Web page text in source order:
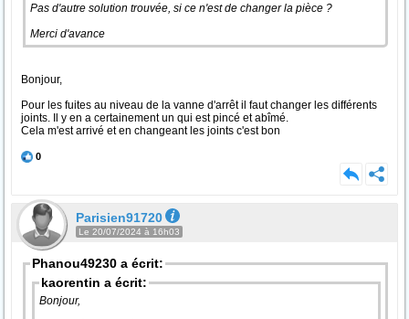
Pas d'autre solution trouvée, si ce n'est de changer la pièce ?
Merci d'avance
Bonjour,
Pour les fuites au niveau de la vanne d'arrêt il faut changer les différents
joints. Il y en a certainement un qui est pincé et abîmé.
Cela m'est arrivé et en changeant les joints c'est bon
0
Parisien91720
Le 20/07/2024 à 16h03
Phanou49230 a écrit:
kaorentin a écrit:
Bonjour,